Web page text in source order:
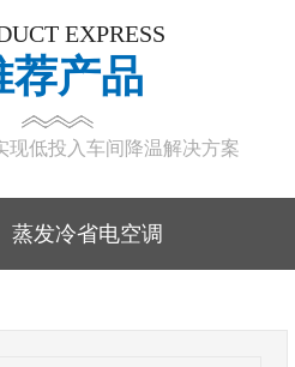
EXPRESS
荐产品
现低投入车间降温解决方案
蒸发冷省电空调